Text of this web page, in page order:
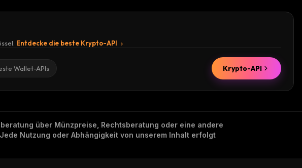
Entdecke die beste Krypto-API
Wallet-APIs Krypto-API
über Münzpreise, Rechtsberatung oder eine andere
Nutzung oder Abhängigkeit von unserem Inhalt erfolgt